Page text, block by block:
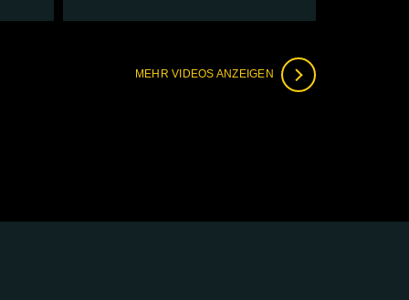
MEHR VIDEOS ANZEIGEN